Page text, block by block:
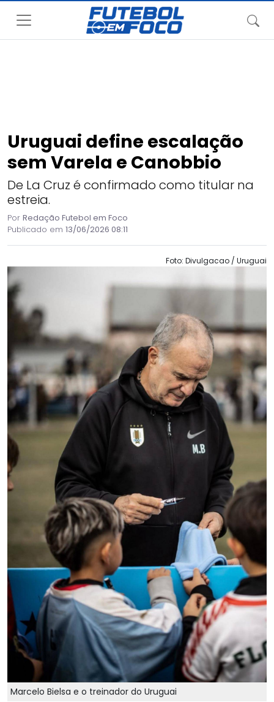
Uruguai define escalação
sem Varela e Canobbio
De La Cruz é confirmado como titular na
estreia.
Por Redação Futebol em Foco
Publicado em 13/06/2026 08:11
Foto: Divulgacao / Uruguai
Marcelo Bielsa e o treinador do Uruguai